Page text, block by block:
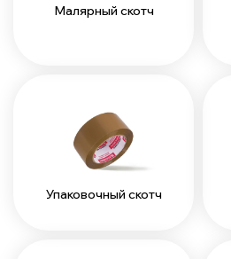
Малярный скотч
Упаковочный скотч